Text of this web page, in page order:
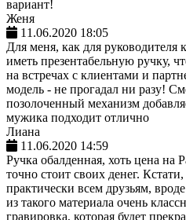
вариант!
Женя
11.06.2020 18:05
Для меня, как для
иметь презентабельную ручку,
на встречах с клиентами и
модель - не прогадал ни разу!
позолоченный механизм
мужика подходит отлично
Лиана
11.06.2020 14:59
Ручка обалденная, хоть цена на
точно стоит своих денег.
практически всем друзьям,
из такого материала очень
гравировка, которая будет